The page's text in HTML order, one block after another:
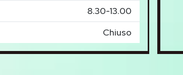
8.30-13.00
Chiuso